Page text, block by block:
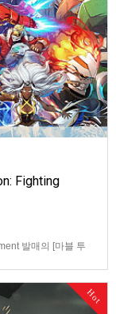
Fighting
발매의 [마블 투
Hot